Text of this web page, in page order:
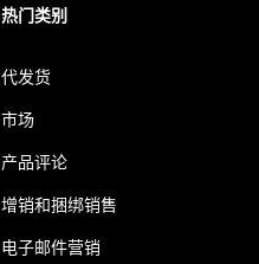
热门类别
代发货
市场
产品评论
增销和捆绑销售
电子邮件营销